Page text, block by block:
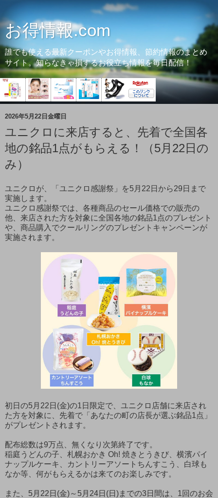
お得情報.com
誰でも使える最新クーポンやお得情報、節約情報のまとめ
サイト。知らなきゃ損するお役立ち情報を毎日配信！
2026年5月22日金曜日
ユニクロに来店すると、先着で全国各
地の銘品1点がもらえる！（5月22日の
み）
ユニクロが、「ユニクロ感謝祭」を5月22日から29日まで
実施します。
ユニクロ感謝祭では、各種商品のセール価格での販売の
他、来店された方を対象に全国各地の銘品1点のプレゼント
や、商品購入でクールリングのプレゼントキャンペーンが
実施されます。
初日の5月22日(金)の1日限定で、ユニクロ店舗に来店され
た方を対象に、先着で「あなたの町の店長が選ぶ銘品1点」
がプレゼントされます。
配布総数は9万点、無くなり次第終了です。
稲庭うどんの子、札幌おかき Oh! 焼きとうきび、横濱パイ
ナップルケーキ、カントリーアソートちんすこう、白球も
なか等、何がもらえるかは来てのお楽しみです。
また、5月22日(金)～5月24日(日)までの3日間は、1回のお会